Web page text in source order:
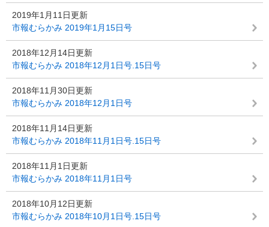
2019年1月11日更新
市報むらかみ 2019年1月15日号
2018年12月14日更新
市報むらかみ 2018年12月1日号.15日号
2018年11月30日更新
市報むらかみ 2018年12月1日号
2018年11月14日更新
市報むらかみ 2018年11月1日号.15日号
2018年11月1日更新
市報むらかみ 2018年11月1日号
2018年10月12日更新
市報むらかみ 2018年10月1日号.15日号